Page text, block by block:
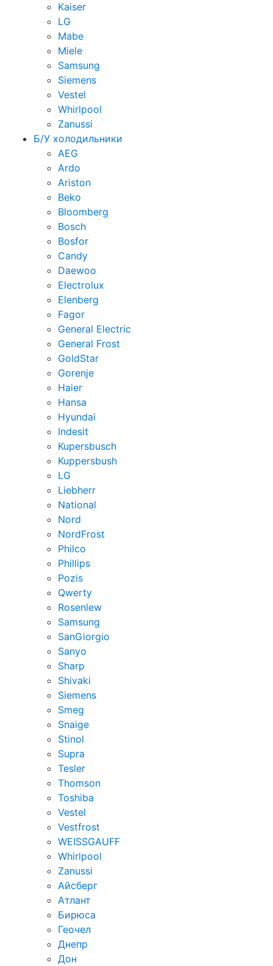
Kaiser
LG
Mabe
Miele
Samsung
Siemens
Vestel
Whirlpool
Zanussi
Б/У холодильники
AEG
Ardo
Ariston
Beko
Bloomberg
Bosch
Bosfor
Candy
Daewoo
Electrolux
Elenberg
Fagor
General Electric
General Frost
GoldStar
Gorenje
Haier
Hansa
Hyundai
Indesit
Kupersbusch
Kuppersbush
LG
Liebherr
National
Nord
NordFrost
Philco
Phillips
Pozis
Qwerty
Rosenlew
Samsung
SanGiorgio
Sanyo
Sharp
Shivaki
Siemens
Smeg
Snaige
Stinol
Supra
Tesler
Thomson
Toshiba
Vestel
Vestfrost
WEISSGAUFF
Whirlpool
Zanussi
Айсберг
Атлант
Бирюса
Геочел
Днепр
Дон